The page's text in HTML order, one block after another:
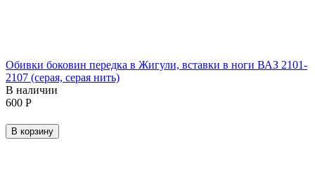
Обивки боковин передка в Жигули, вставки в ноги ВАЗ 2101-
2107 (серая, серая нить)
В наличии
‍600‍ Р
В корзину